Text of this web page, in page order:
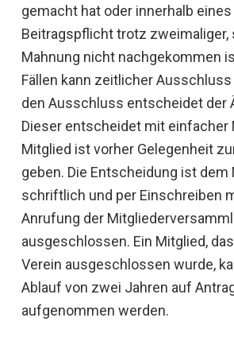
gemacht hat oder innerhalb
Beitragspflicht trotz
Mahnung nicht nachgekommen
Fällen kann zeitlicher
den Ausschluss entscheidet der
Dieser entscheidet mit einfacher
Mitglied ist vorher Gelegenheit
geben. Die Entscheidung ist dem
schriftlich und per Einschreiben
Anrufung der
ausgeschlossen. Ein Mitglied,
Verein ausgeschlossen wurde,
Ablauf von zwei Jahren auf
aufgenommen werden.